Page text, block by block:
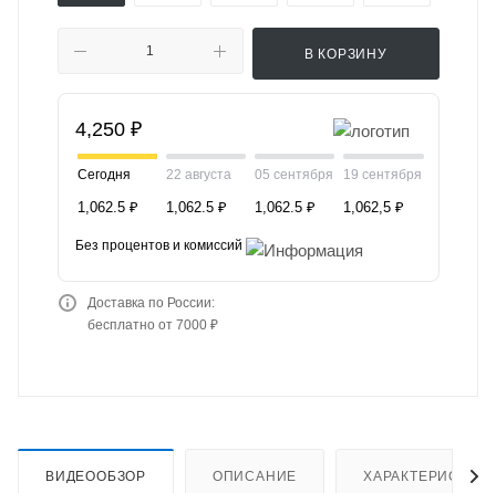
В КОРЗИНУ
4,250 ₽
Сегодня
1,062.5 ₽
22 августа
1,062.5 ₽
05 сентября
1,062.5 ₽
19 сентября
1,062,5 ₽
Без процентов и комиссий
Доставка по России:
бесплатно от 7000 ₽
ВИДЕООБЗОР ОПИСАНИЕ